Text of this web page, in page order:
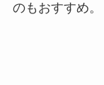
のもおすすめ。